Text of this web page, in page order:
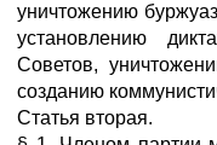
уничтожению
установлению
Советов,
созданию
Статья вторая.